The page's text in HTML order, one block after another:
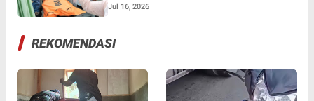
Ditemukan
Jul 16, 2026
REKOMENDASI